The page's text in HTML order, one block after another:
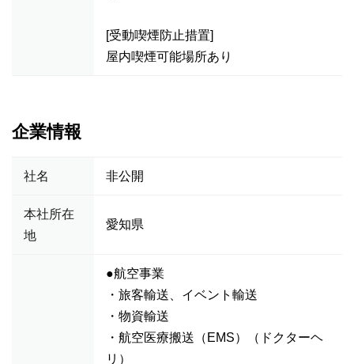
[受動喫煙防止措置]
屋内喫煙可能場所あり
企業情報
社名 非公開
本社所在
地
愛知県
●航空事業
・旅客輸送、イベント輸送
・物資輸送
・航空医療搬送（EMS）（ドクターヘ
リ）